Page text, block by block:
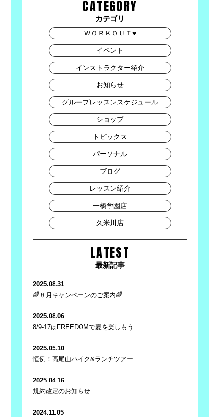
CATEGORY
カテゴリ
ＷＯＲＫＯＵＴ♥
イベント
インストラクター紹介
お知らせ
グループレッスンスケジュール
ショップ
トピックス
パーソナル
ブログ
レッスン紹介
一橋学園店
久米川店
LATEST
最新記事
2025.08.31
🌈８月キャンペーンのご案内🌈
2025.08.06
8/9-17はFREEDOMで夏を楽しもう
2025.05.10
恒例！高尾山ハイク&ランチツアー
2025.04.16
規約改定のお知らせ
2024.11.05